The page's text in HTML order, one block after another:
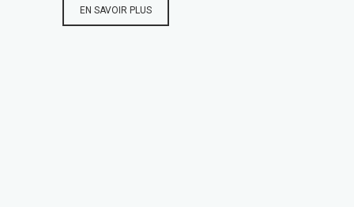
EN SAVOIR PLUS